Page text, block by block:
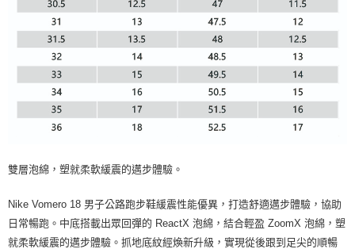
雙層泡綿，塑就柔軟緩震的邁步體驗。
Nike Vomero 18 男子公路跑步鞋緩震性能優異，打造舒適邁步體驗，協助
日常暢跑。中底搭載出眾回彈的 ReactX 泡綿，結合輕盈 ZoomX 泡綿，塑
就柔軟緩震的邁步體驗。抓地底紋經煥新升級，實現從後跟到足尖的順暢